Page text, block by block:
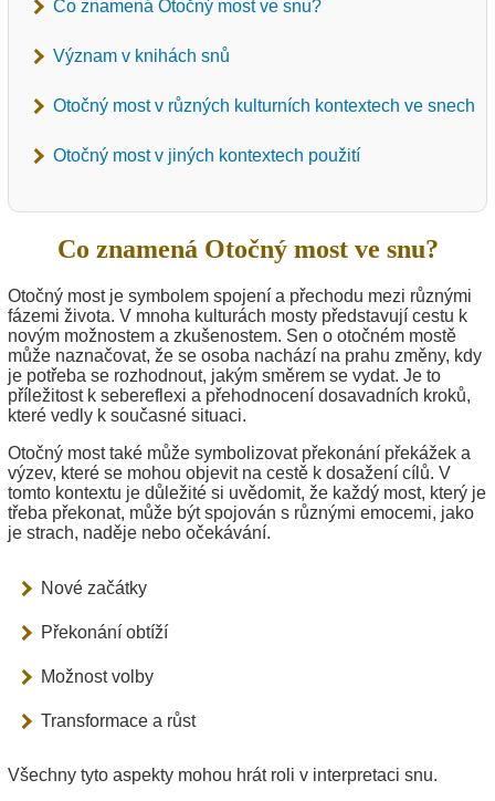
Co znamená Otočný most ve snu?
Význam v knihách snů
Otočný most v různých kulturních kontextech ve snech
Otočný most v jiných kontextech použití
Co znamená Otočný most ve snu?
Otočný most je symbolem spojení a přechodu mezi různými
fázemi života. V mnoha kulturách mosty představují cestu k
novým možnostem a zkušenostem. Sen o otočném mostě
může naznačovat, že se osoba nachází na prahu změny, kdy
je potřeba se rozhodnout, jakým směrem se vydat. Je to
příležitost k sebereflexi a přehodnocení dosavadních kroků,
které vedly k současné situaci.
Otočný most také může symbolizovat překonání překážek a
výzev, které se mohou objevit na cestě k dosažení cílů. V
tomto kontextu je důležité si uvědomit, že každý most, který je
třeba překonat, může být spojován s různými emocemi, jako
je strach, naděje nebo očekávání.
Nové začátky
Překonání obtíží
Možnost volby
Transformace a růst
Všechny tyto aspekty mohou hrát roli v interpretaci snu.